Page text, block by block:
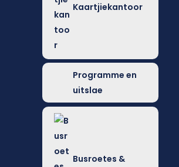
Kaartjiekantoor
Programme en
uitslae
Busroetes &